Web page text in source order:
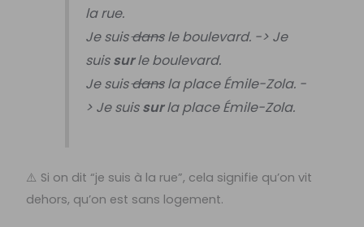
la rue.
Je suisdansle boulevard. -> Je
suissurle boulevard.
Je suisdansla place Émile-Zola. -
> Je suissurla place Émile-Zola.
⚠️ Si on dit “je suis à la rue”, cela signifie qu’on vit
dehors, qu’on est sans logement.